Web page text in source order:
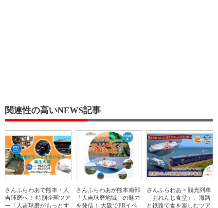
関連性の高いNEWS記事
さんふらわあで熊本・人
吉球磨へ！ 特別企画ツア
ー「人吉球磨がもっとす
さんふらわあが熊本南部
「人吉球磨地域」の魅力
を発信！ 大阪でPRイベ
さんふらわあ × 観光列車
「おれんじ食堂」、海路
と鉄路で食を楽しむツア